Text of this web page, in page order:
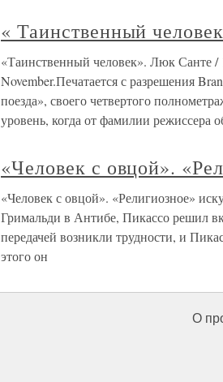
« Таинственный
«Таинственный человек». Люк Санте
November.Печатается с разрешения
поезда», своего четвертого
уровень, когда от фамилии режиссера
«Человек с овцой».
«Человек с овцой». «Религиозное»
Гримальди в Антибе, Пикассо решил
передачей возникли трудности, и
этого он
О